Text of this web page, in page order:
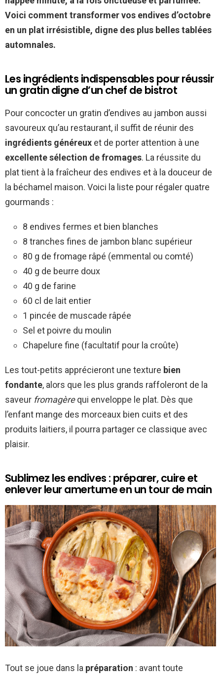
Voici comment transformer vos endives d’octobre
en un plat irrésistible, digne des plus belles tablées
automnales.
Les ingrédients indispensables pour réussir
un gratin digne d’un chef de bistrot
Pour concocter un gratin d’endives au jambon aussi
savoureux qu’au restaurant, il suffit de réunir des
ingrédients généreux et de porter attention à une
excellente sélection de fromages. La réussite du
plat tient à la fraîcheur des endives et à la douceur de
la béchamel maison. Voici la liste pour régaler quatre
gourmands :
8 endives fermes et bien blanches
8 tranches fines de jambon blanc supérieur
80 g de fromage râpé (emmental ou comté)
40 g de beurre doux
40 g de farine
60 cl de lait entier
1 pincée de muscade râpée
Sel et poivre du moulin
Chapelure fine (facultatif pour la croûte)
Les tout-petits apprécieront une texture bien
fondante, alors que les plus grands raffoleront de la
saveur fromagèrequi enveloppe le plat. Dès que
l’enfant mange des morceaux bien cuits et des
produits laitiers, il pourra partager ce classique avec
plaisir.
Sublimez les endives : préparer, cuire et
enlever leur amertume en un tour de main
Tout se joue dans la préparation : avant toute